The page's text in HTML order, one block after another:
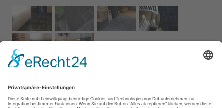
Impressum